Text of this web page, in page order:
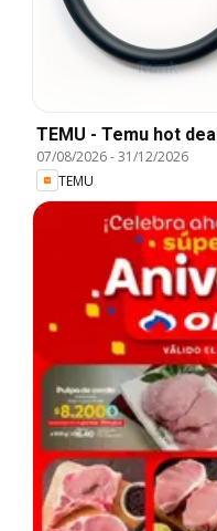
TEMU - Temu hot
07/08/2026-31/12/2026
TEMU